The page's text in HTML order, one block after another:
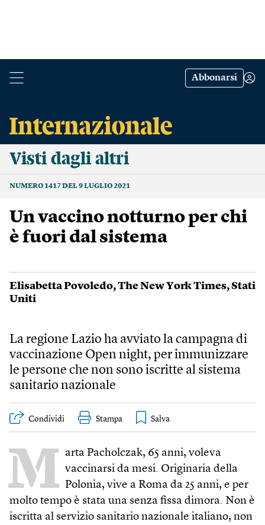
Abbonarsi
Visti dagli altri
NUMERO 1417 DEL 9 LUGLIO 2021
Un vaccino notturno per chi
è fuori dal sistema
Elisabetta Povoledo,The New York Times,Stati
Uniti
La regione Lazio ha avviato la campagna di
vaccinazione Open night, per immunizzare
le persone che non sono iscritte al sistema
sanitario nazionale
Condividi Stampa
M arta Pacholczak, 65 anni, voleva
vaccinarsi da mesi. Originaria della
Polonia, vive a Roma da 25 anni, e per
molto tempo è stata una senza fissa dimora. Non è
iscritta al servizio sanitario nazionale italiano, non